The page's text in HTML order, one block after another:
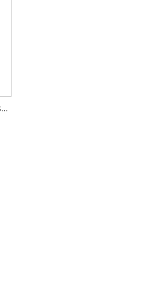
Półautomatyczna maszyna do laminowania (z tłoczeniem)